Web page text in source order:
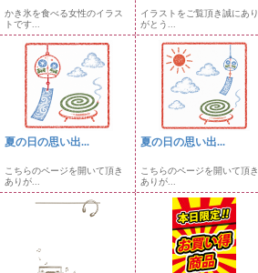
かき氷を食べる女性のイラス
トです...
イラストをご覧頂き誠にあり
がとう...
夏の日の思い出...
こちらのページを開いて頂き
ありが...
夏の日の思い出...
こちらのページを開いて頂き
ありが...